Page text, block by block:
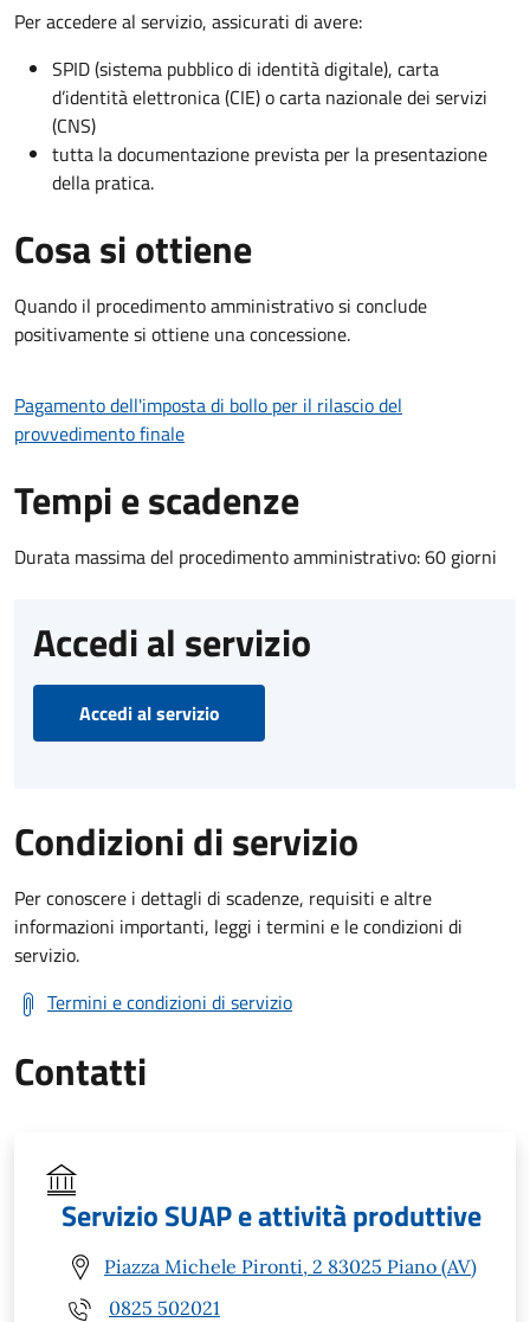
Per accedere al servizio, assicurati di avere:
SPID (sistema pubblico di identità digitale), carta
d’identità elettronica (CIE) o carta nazionale dei servizi
(CNS)
tutta la documentazione prevista per la presentazione
della pratica.
Cosa si ottiene
Quando il procedimento amministrativo si conclude
positivamente si ottiene una concessione.
Pagamento dell'imposta di bollo per il rilascio del
provvedimento finale
Tempi e scadenze
Durata massima del procedimento amministrativo: 60 giorni
Accedi al servizio
Accedi al servizio
Condizioni di servizio
Per conoscere i dettagli di scadenze, requisiti e altre
informazioni importanti, leggi i termini e le condizioni di
servizio.
Termini e condizioni di servizio
Contatti
Servizio SUAP e attività produttive
Piazza Michele Pironti, 2 83025 Piano (AV)
0825 502021